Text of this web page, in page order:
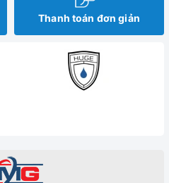
Thanh toán đơn giản